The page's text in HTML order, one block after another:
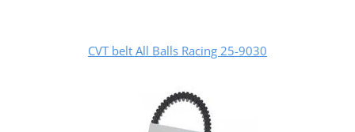
CVT belt All Balls Racing 25-9030